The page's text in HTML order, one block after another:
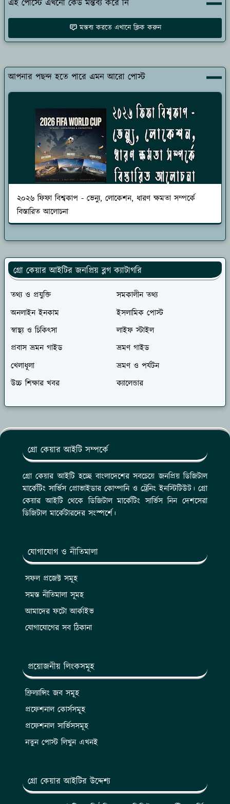
এই পোস্টে এখনো কেউ মন্তব্য করে নি
মন্তব্য করতে এখানে ক্লিক করুন
আপনার পছন্দ হতে পারে এমন আরো পোস্ট
২০২৬ ফিফা বিশ্বকাপ - ভেন্যু, লোকেশন, ধারণ ক্ষমতা সম্পর্কে
বিস্তারিত আলোচনা
গ্রো কেয়ার আইটির জনপ্রিয় ব্লগ ক্যাটাগরি
তথ্য ও প্রযুক্তি
সমকালীন তথ্য
অনলাইন ইনকাম
ইসলামিক পোস্ট
স্বাস্থ্য ও চিকিৎসা
লাইফ স্টাইল
প্রবাস ভ্রমন গাইড
ভ্রমণ গাইড
খেলাধূলা
ভ্রমণ ও পর্যটন
উচ্চ শিক্ষার খবর
ক্যালেন্ডার
গ্রো কেয়ার আইটি সম্পর্কে
গ্রো কেয়ার আইটি হচ্ছে বাংলাদেশের সবচেয়ে জনপ্রিয় ডিজিটাল
মার্কেটিং সার্ভিস প্রোভাইডার কোম্পানি ও ট্রেনিং ইনস্টিটিউট। গ্রো
কেয়ার আইটি থেকে ডিজিটাল মার্কেটিং সার্ভিস নিন দেশসেরা
ডিজিটাল মার্কেটারদের সংস্পর্শে।
যোগাযোগ ও নীতিমালা
সফল প্রজেক্ট সমূহ
সমস্ত নীতিমালা সূমহ
আমাদের ফটো আর্কাইভ
যোগাযোগের সব ঠিকানা
প্রয়োজনীয় লিংকসমূহ
ফ্রিল্যান্সিং জব সমূহ
প্রফেশনাল কোর্সসমূহ
প্রফেশনাল সার্ভিসসমূহ
নতুন পোস্ট লিখুন এখনই
গ্রো কেয়ার আইটির উদ্দেশ্য